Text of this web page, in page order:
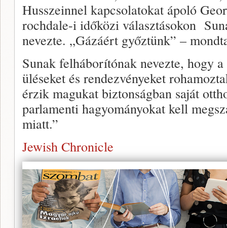
Husszeinnel kapcsolatokat ápoló
rochdale-i időközi választásokon
nevezte. „Gázáért győztünk” –
Sunak felháborítónak nevezte, hogy
üléseket és rendezvényeket
érzik magukat biztonságban saját
parlamenti hagyományokat kell
miatt.”
Jewish Chronicle